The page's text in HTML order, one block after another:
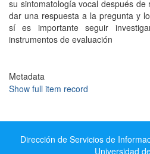
su sintomatología vocal después
dar una respuesta a la pregunta y
sí es importante seguir
instrumentos de evaluación
Metadata
Show full item record
Dirección de Servicios de
Universidad